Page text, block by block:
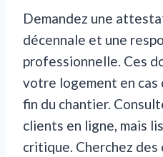
Demandez une
décennale et une
professionnelle. Ces
votre logement en cas
fin du chantier.
clients en ligne, mais
critique. Cherchez des